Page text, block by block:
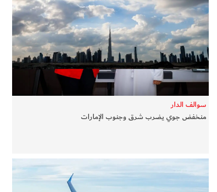
سوالف الدار
منخفض جوي يضرب شرق وجنوب الإمارات